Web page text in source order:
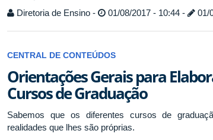
Diretoria de Ensino -
01/08/2017 - 10:44 - 01/
CENTRAL DE CONTEÚDOS
Orientações Gerais para
Cursos de Graduação
Sabemos que os diferentes cursos de
realidades que lhes são próprias.